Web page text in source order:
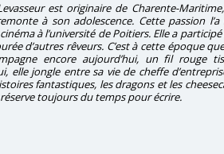
est originaire de Charente-
à son adolescence. Cette passion
à l’université de Poitiers. Elle a
d’autres rêveurs. C’est à cette époque
encore aujourd’hui, un fil rouge
elle jongle entre sa vie de cheffe
fantastiques, les dragons et les
réserve toujours du temps pour écrire.